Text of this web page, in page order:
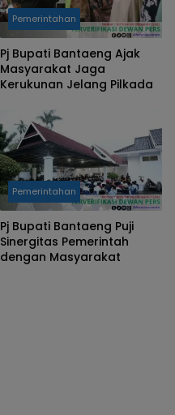
Pemerintahan
Pj Bupati Bantaeng Ajak
Masyarakat Jaga
Kerukunan Jelang Pilkada
Pemerintahan
Pj Bupati Bantaeng Puji
Sinergitas Pemerintah
dengan Masyarakat